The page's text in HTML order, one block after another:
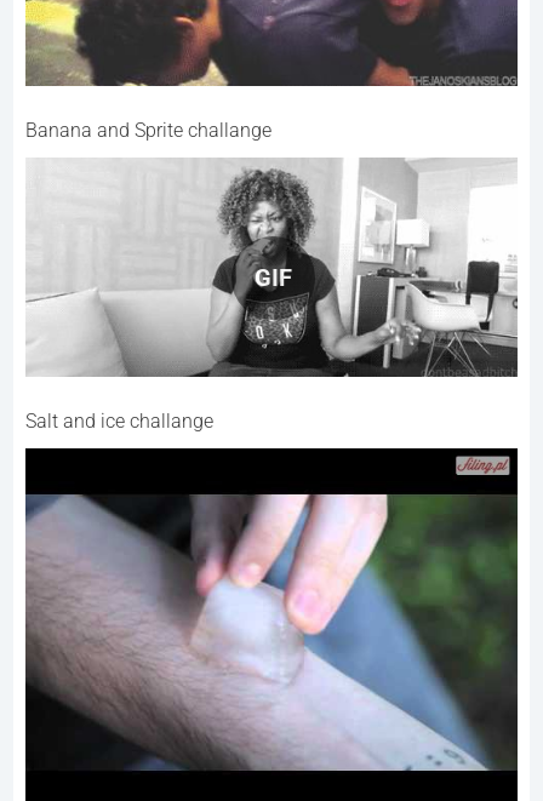
Banana and Sprite challange
GIF
Salt and ice challange